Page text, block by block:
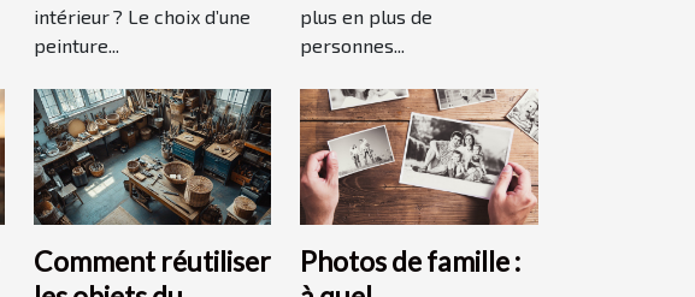
intérieur ? Le choix d’une
peinture...
plus en plus de
personnes...
Comment réutiliser
Photos de famille :